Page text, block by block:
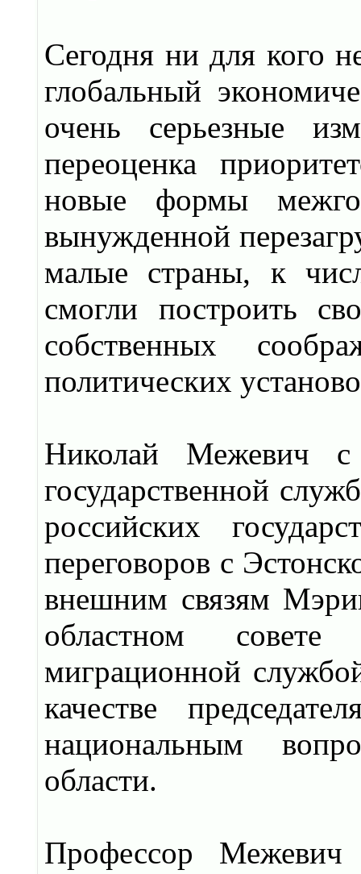
Сегодня ни для кого
глобальный
очень серьезные
переоценка
новые формы
вынужденной
малые страны, к
смогли построить
собственных
политических
Николай Межевич
государственной
российских
переговоров с
внешним связям
областном совете
миграционной
качестве
национальным
области.
Профессор Межевич